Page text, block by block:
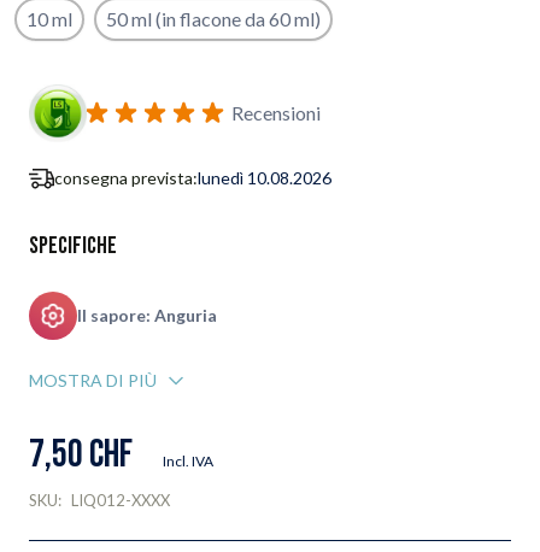
10 ml 50 ml (in flacone da 60 ml)
Iscriviti al modulo di notifica ritorno in stock
Recensioni
consegna prevista:lunedì 10.08.2026
Specifiche
Il sapore: Anguria
MOSTRA DI PIÙ
7,50 CHF Incl. IVA
SKU: LIQ012-XXXX